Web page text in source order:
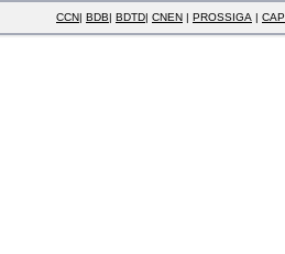
CCN| BDB| BDTD| CNEN | PROSSIGA |